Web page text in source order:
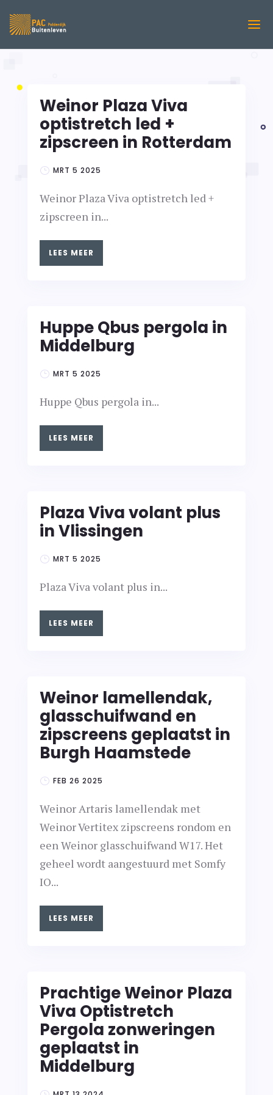
Weinor Plaza Viva
optistretch led +
zipscreen in Rotterdam
MRT 5 2025
Weinor Plaza Viva optistretch led +
zipscreen in...
LEES MEER
Huppe Qbus pergola in
Middelburg
MRT 5 2025
Huppe Qbus pergola in...
LEES MEER
Plaza Viva volant plus
in Vlissingen
MRT 5 2025
Plaza Viva volant plus in...
LEES MEER
Weinor lamellendak,
glasschuifwand en
zipscreens geplaatst in
Burgh Haamstede
FEB 26 2025
Weinor Artaris lamellendak met
Weinor Vertitex zipscreens rondom en
een Weinor glasschuifwand W17. Het
geheel wordt aangestuurd met Somfy
IO...
LEES MEER
Prachtige Weinor Plaza
Viva Optistretch
Pergola zonweringen
geplaatst in
Middelburg